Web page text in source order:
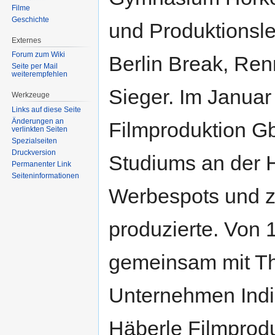
und
Berlin Break,
Sieger. Im
Filmproduktion
Studiums an der
Werbespots und
produzierte. Von
gemeinsam mit
Unternehmen
Häberle
Filme
Geschichte
Externes
Forum zum Wiki
Seite per Mail
weiterempfehlen
Werkzeuge
Links auf diese Seite
Änderungen an
verlinkten Seiten
Spezialseiten
Druckversion
Permanenter Link
Seiten­informationen